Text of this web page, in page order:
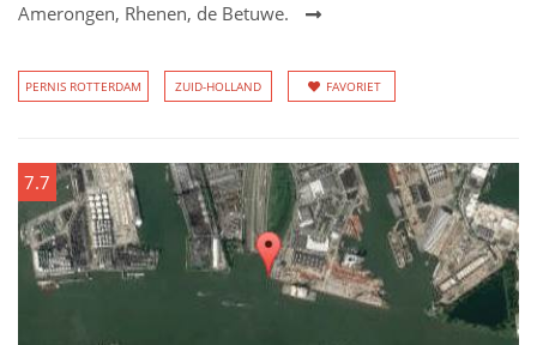
Amerongen, Rhenen, de Betuwe.
PERNIS ROTTERDAM ZUID-HOLLAND FAVORIET
7.7